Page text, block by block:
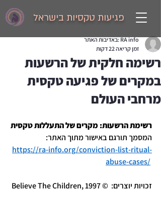
פגיעות טקסיות בישראל
רשימה חלקית של הרשעות
במקרים של פגיעה טקסית
מרחבי העולם
RA info :באדיבות האתר
זמן קריאה 22 דקות
רשימת הרשעות: מקרים של התעללות טקסית
המסמך תורגם באישור מתוך האתר:
https://ra-info.org/conviction-list-ritual-
abuse-cases/
זכויות יוצרים:  © Believe The Children, 1997